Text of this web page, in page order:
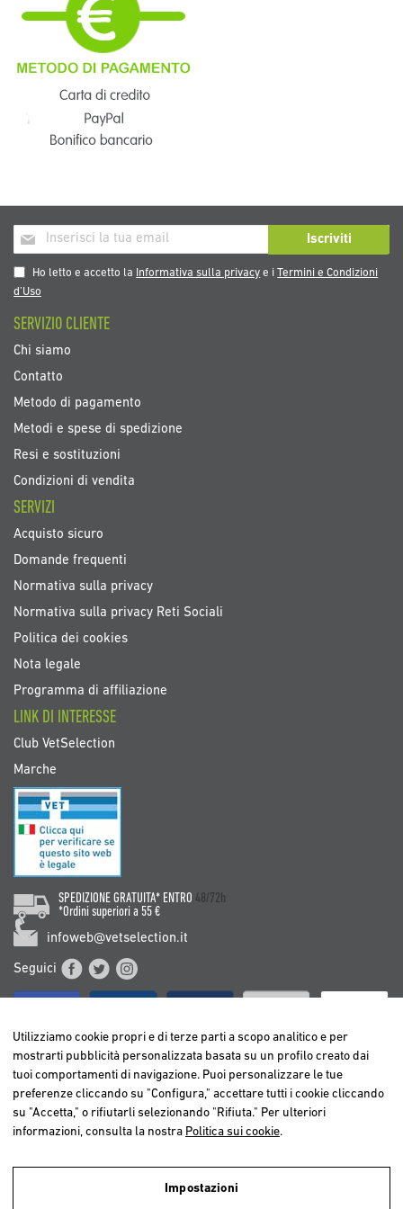
Iscriviti
alla
nostra
Newsletter:
Iscriviti
Ho letto e accetto la Informativa sulla privacy e iTermini e Condizioni
d’Uso
SERVIZIO CLIENTE
Chi siamo
Contatto
Metodo di pagamento
Metodi e spese di spedizione
Resi e sostituzioni
Condizioni di vendita
SERVIZI
Acquisto sicuro
Domande frequenti
Normativa sulla privacy
Normativa sulla privacy Reti Sociali
Politica dei cookies
Nota legale
Programma di affiliazione
LINK DI INTERESSE
Club VetSelection
Marche
SPEDIZIONE GRATUITA* ENTRO 48/72h
*Ordini superiori a 55 €
infoweb@vetselection.it
Seguici
BELGIË / BELGIQUE
DEUTSCHLAND
ESPAÑA
ITALIA
Utilizziamo cookie propri e di terze parti a scopo analitico e per
mostrarti pubblicità personalizzata basata su un profilo creato dai
tuoi comportamenti di navigazione. Puoi personalizzare le tue
preferenze cliccando su "Configura," accettare tutti i cookie cliccando
su "Accetta," o rifiutarli selezionando "Rifiuta." Per ulteriori
informazioni, consulta la nostra Politica sui cookie.
Impostazioni